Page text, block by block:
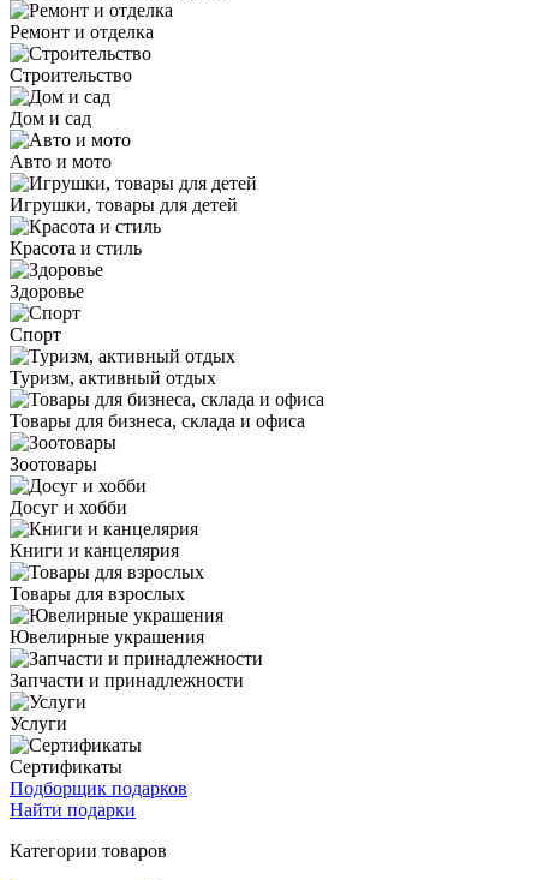
Ремонт и отделка
Строительство
Дом и сад
Авто и мото
Игрушки, товары для детей
Красота и стиль
Здоровье
Спорт
Туризм, активный отдых
Товары для бизнеса, склада и офиса
Зоотовары
Досуг и хобби
Книги и канцелярия
Товары для взрослых
Ювелирные украшения
Запчасти и принадлежности
Услуги
Сертификаты
Подборщик подарков
Найти подарки
Категории товаров